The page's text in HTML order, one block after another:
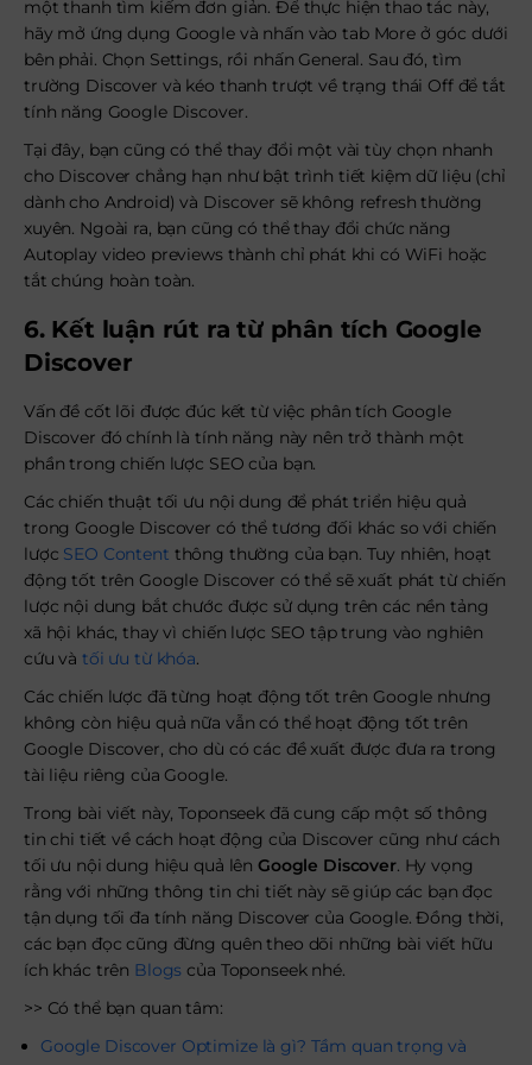
một thanh tìm kiếm đơn giản. Để thực hiện thao tác này,
hãy mở ứng dụng Google và nhấn vào tab More ở góc dưới
bên phải. Chọn Settings, rồi nhấn General. Sau đó, tìm
trường Discover và kéo thanh trượt về trạng thái Off để tắt
tính năng Google Discover.
Tại đây, bạn cũng có thể thay đổi một vài tùy chọn nhanh
cho Discover chẳng hạn như bật trình tiết kiệm dữ liệu (chỉ
dành cho Android) và Discover sẽ không refresh thường
xuyên. Ngoài ra, bạn cũng có thể thay đổi chức năng
Autoplay video previews thành chỉ phát khi có WiFi hoặc
tắt chúng hoàn toàn.
6. Kết luận rút ra từ phân tích Google
Discover
Vấn đề cốt lõi được đúc kết từ việc phân tích Google
Discover đó chính là tính năng này nên trở thành một
phần trong chiến lược SEO của bạn.
Các chiến thuật tối ưu nội dung để phát triển hiệu quả
trong Google Discover có thể tương đối khác so với chiến
lược SEO Content thông thường của bạn. Tuy nhiên, hoạt
động tốt trên Google Discover có thể sẽ xuất phát từ chiến
lược nội dung bắt chước được sử dụng trên các nền tảng
xã hội khác, thay vì chiến lược SEO tập trung vào nghiên
cứu vàtối ưu từ khóa.
Các chiến lược đã từng hoạt động tốt trên Google nhưng
không còn hiệu quả nữa vẫn có thể hoạt động tốt trên
Google Discover, cho dù có các đề xuất được đưa ra trong
tài liệu riêng của Google.
Trong bài viết này, Toponseek đã cung cấp một số thông
tin chi tiết về cách hoạt động của Discover cũng như cách
tối ưu nội dung hiệu quả lên Google Discover. Hy vọng
rằng với những thông tin chi tiết này sẽ giúp các bạn đọc
tận dụng tối đa tính năng Discover của Google. Đồng thời,
các bạn đọc cũng đừng quên theo dõi những bài viết hữu
ích khác trên Blogs của Toponseek nhé.
>> Có thể bạn quan tâm:
Google Discover Optimize là gì? Tầm quan trọng và